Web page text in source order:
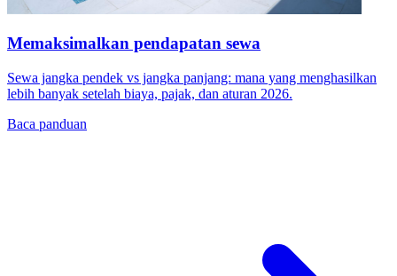
Memaksimalkan pendapatan sewa
Sewa jangka pendek vs jangka panjang: mana yang menghasilkan
lebih banyak setelah biaya, pajak, dan aturan 2026.
Baca panduan